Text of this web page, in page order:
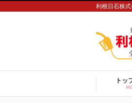
利根日石株
トッ